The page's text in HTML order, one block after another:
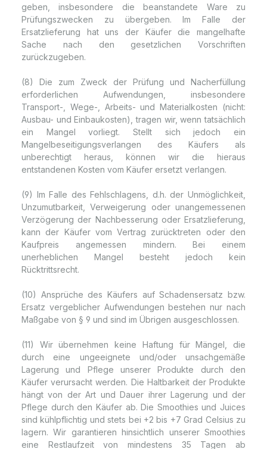
geben, insbesondere die beanstandete Ware zu
Prüfungszwecken zu übergeben. Im Falle der
Ersatzlieferung hat uns der Käufer die mangelhafte
Sache nach den gesetzlichen Vorschriften
zurückzugeben.
(8) Die zum Zweck der Prüfung und Nacherfüllung
erforderlichen Aufwendungen, insbesondere
Transport-, Wege-, Arbeits- und Materialkosten (nicht:
Ausbau- und Einbaukosten), tragen wir, wenn tatsächlich
ein Mangel vorliegt. Stellt sich jedoch ein
Mangelbeseitigungsverlangen des Käufers als
unberechtigt heraus, können wir die hieraus
entstandenen Kosten vom Käufer ersetzt verlangen.
(9) Im Falle des Fehlschlagens, d.h. der Unmöglichkeit,
Unzumutbarkeit, Verweigerung oder unangemessenen
Verzögerung der Nachbesserung oder Ersatzlieferung,
kann der Käufer vom Vertrag zurücktreten oder den
Kaufpreis angemessen mindern. Bei einem
unerheblichen Mangel besteht jedoch kein
Rücktrittsrecht.
(10) Ansprüche des Käufers auf Schadensersatz bzw.
Ersatz vergeblicher Aufwendungen bestehen nur nach
Maßgabe von § 9 und sind im Übrigen ausgeschlossen.
(11) Wir übernehmen keine Haftung für Mängel, die
durch eine ungeeignete und/oder unsachgemäße
Lagerung und Pflege unserer Produkte durch den
Käufer verursacht werden. Die Haltbarkeit der Produkte
hängt von der Art und Dauer ihrer Lagerung und der
Pflege durch den Käufer ab. Die Smoothies und Juices
sind kühlpflichtig und stets bei +2 bis +7 Grad Celsius zu
lagern. Wir garantieren hinsichtlich unserer Smoothies
eine Restlaufzeit von mindestens 35 Tagen ab